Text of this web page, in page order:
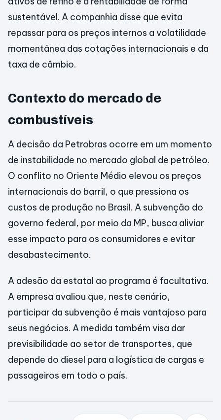
sustentável. A companhia disse que evita
repassar para os preços internos a volatilidade
momentânea das cotações internacionais e da
taxa de câmbio.
Contexto do mercado de
combustíveis
A decisão da Petrobras ocorre em um momento
de instabilidade no mercado global de petróleo.
O conflito no Oriente Médio elevou os preços
internacionais do barril, o que pressiona os
custos de produção no Brasil. A subvenção do
governo federal, por meio da MP, busca aliviar
esse impacto para os consumidores e evitar
desabastecimento.
A adesão da estatal ao programa é facultativa.
A empresa avaliou que, neste cenário,
participar da subvenção é mais vantajoso para
seus negócios. A medida também visa dar
previsibilidade ao setor de transportes, que
depende do diesel para a logística de cargas e
passageiros em todo o país.